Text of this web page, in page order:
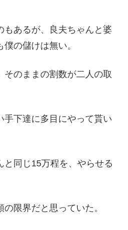
もあるが、良夫ちゃんと婆
の儲けは無い。
そのままの割数が二人の取
手下達に多目にやって貰い
と同じ15万程を、やらせる
限界だと思っていた。